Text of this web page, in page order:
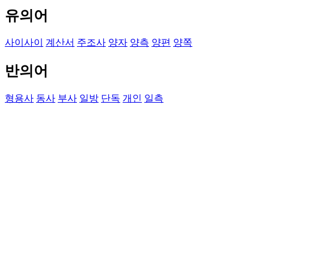
유의어
사이사이 계산서 주조사 양자 양측 양편 양쪽
반의어
형용사 동사 부사 일방 단독 개인 일측